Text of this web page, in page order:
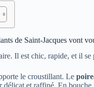
de Saint-Jacques vont
Il est chic, rapide, et il se
le croustillant. Le